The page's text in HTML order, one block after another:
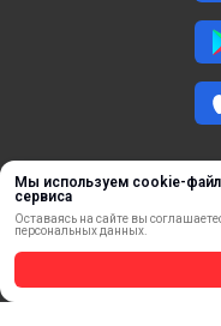
Мы используем cookie-
сервиса
Оставаясь на сайте вы
персональных данных.